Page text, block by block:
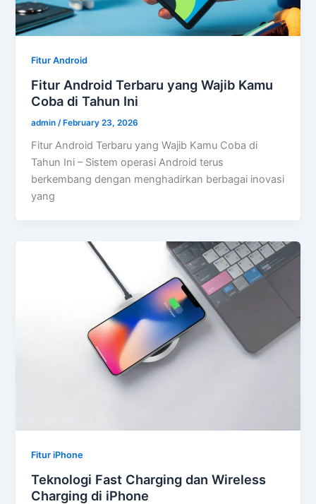
Fitur Android
Fitur Android Terbaru yang Wajib Kamu
Coba di Tahun Ini
admin /February 23, 2026
Fitur Android Terbaru yang Wajib Kamu Coba di
Tahun Ini – Sistem operasi Android terus
berkembang dengan menghadirkan berbagai inovasi
yang
Fitur iPhone
Teknologi Fast Charging dan Wireless
Charging di iPhone